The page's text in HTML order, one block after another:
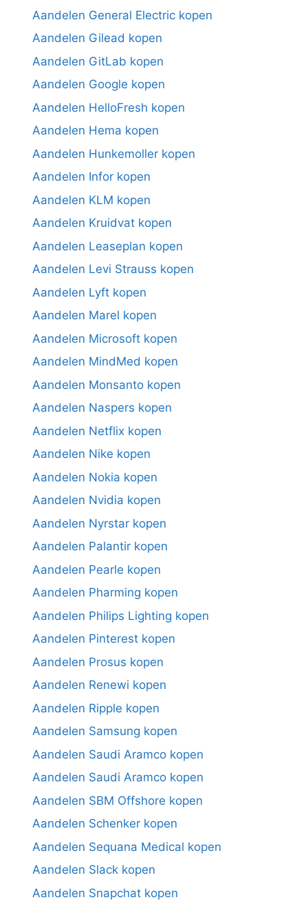
Aandelen General Electric kopen
Aandelen Gilead kopen
Aandelen GitLab kopen
Aandelen Google kopen
Aandelen HelloFresh kopen
Aandelen Hema kopen
Aandelen Hunkemoller kopen
Aandelen Infor kopen
Aandelen KLM kopen
Aandelen Kruidvat kopen
Aandelen Leaseplan kopen
Aandelen Levi Strauss kopen
Aandelen Lyft kopen
Aandelen Marel kopen
Aandelen Microsoft kopen
Aandelen MindMed kopen
Aandelen Monsanto kopen
Aandelen Naspers kopen
Aandelen Netflix kopen
Aandelen Nike kopen
Aandelen Nokia kopen
Aandelen Nvidia kopen
Aandelen Nyrstar kopen
Aandelen Palantir kopen
Aandelen Pearle kopen
Aandelen Pharming kopen
Aandelen Philips Lighting kopen
Aandelen Pinterest kopen
Aandelen Prosus kopen
Aandelen Renewi kopen
Aandelen Ripple kopen
Aandelen Samsung kopen
Aandelen Saudi Aramco kopen
Aandelen Saudi Aramco kopen
Aandelen SBM Offshore kopen
Aandelen Schenker kopen
Aandelen Sequana Medical kopen
Aandelen Slack kopen
Aandelen Snapchat kopen